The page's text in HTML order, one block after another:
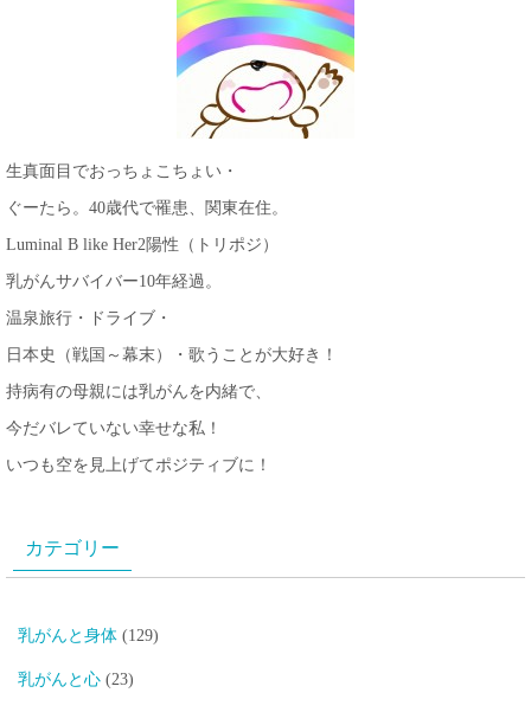
生真面目でおっちょこちょい・
ぐーたら。40歳代で罹患、関東在住。
Luminal B like Her2陽性（トリポジ）
乳がんサバイバー10年経過。
温泉旅行・ドライブ・
日本史（戦国～幕末）・歌うことが大好き！
持病有の母親には乳がんを内緒で、
今だバレていない幸せな私！
いつも空を見上げてポジティブに！
カテゴリー
乳がんと身体 (129)
乳がんと心 (23)